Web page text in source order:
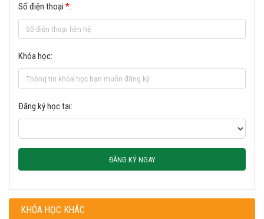
Số điện thoại *:
Khóa học:
Đăng ký học tại:
ĐĂNG KÝ NGAY
KHÓA HỌC KHÁC